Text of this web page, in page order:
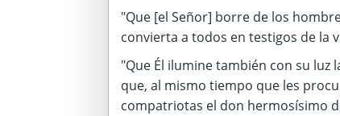
"Que [el Señor] borre de los
convierta a todos en testigos de la
"Que Él ilumine también con su luz
que, al mismo tiempo que les
compatriotas el don hermosísimo